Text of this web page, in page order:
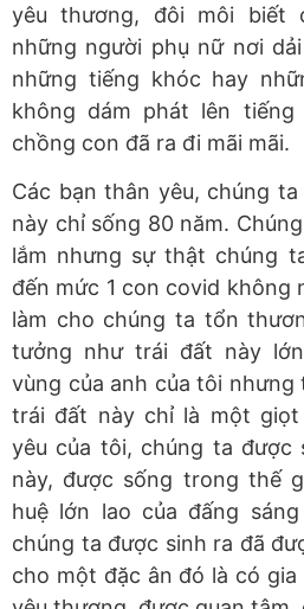
yêu thương, đôi môi biết
những người phụ nữ nơi
những tiếng khóc hay
không dám phát lên
chồng con đã ra đi mãi mãi.
Các bạn thân yêu, chúng
này chỉ sống 80 năm.
lắm nhưng sự thật chúng
đến mức 1 con covid không
làm cho chúng ta tổn
tưởng như trái đất này
vùng của anh của tôi
trái đất này chỉ là một
yêu của tôi, chúng ta được
này, được sống trong thế
huệ lớn lao của đấng
chúng ta được sinh ra đã
cho một đặc ân đó là có